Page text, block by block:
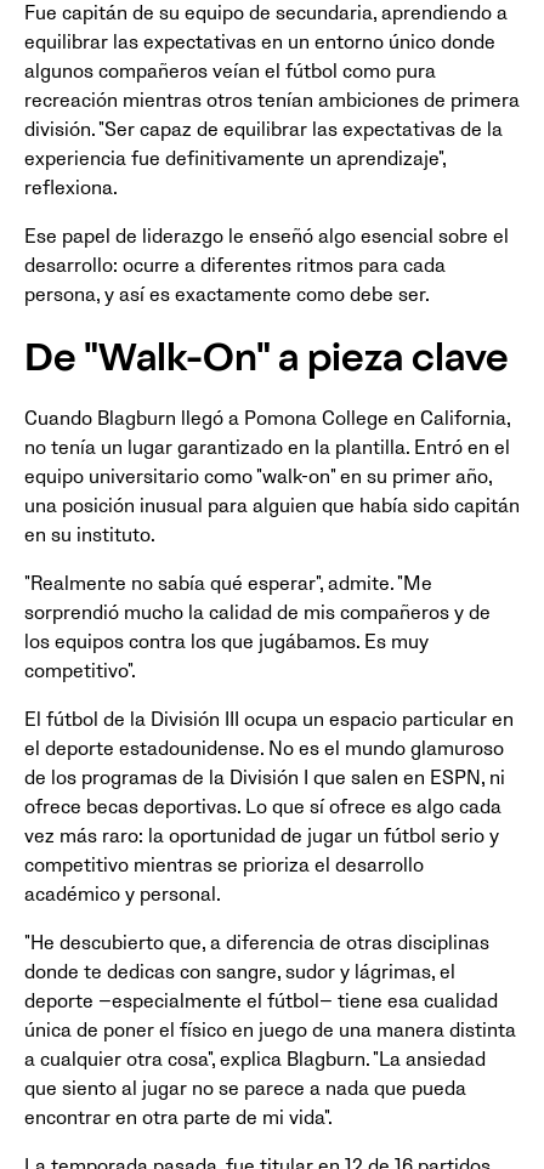
Fue capitán de su equipo de secundaria, aprendiendo a
equilibrar las expectativas en un entorno único donde
algunos compañeros veían el fútbol como pura
recreación mientras otros tenían ambiciones de primera
división. "Ser capaz de equilibrar las expectativas de la
experiencia fue definitivamente un aprendizaje",
reflexiona.
Ese papel de liderazgo le enseñó algo esencial sobre el
desarrollo: ocurre a diferentes ritmos para cada
persona, y así es exactamente como debe ser.
De "Walk-On" a pieza clave
Cuando Blagburn llegó a Pomona College en California,
no tenía un lugar garantizado en la plantilla. Entró en el
equipo universitario como "walk-on" en su primer año,
una posición inusual para alguien que había sido capitán
en su instituto.
"Realmente no sabía qué esperar", admite. "Me
sorprendió mucho la calidad de mis compañeros y de
los equipos contra los que jugábamos. Es muy
competitivo".
El fútbol de la División III ocupa un espacio particular en
el deporte estadounidense. No es el mundo glamuroso
de los programas de la División I que salen en ESPN, ni
ofrece becas deportivas. Lo que sí ofrece es algo cada
vez más raro: la oportunidad de jugar un fútbol serio y
competitivo mientras se prioriza el desarrollo
académico y personal.
"He descubierto que, a diferencia de otras disciplinas
donde te dedicas con sangre, sudor y lágrimas, el
deporte —especialmente el fútbol— tiene esa cualidad
única de poner el físico en juego de una manera distinta
a cualquier otra cosa", explica Blagburn. "La ansiedad
que siento al jugar no se parece a nada que pueda
encontrar en otra parte de mi vida".